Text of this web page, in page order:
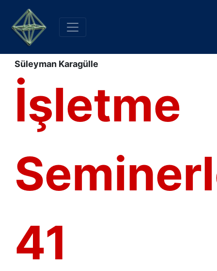
Süleyman Karagülle
İşletme
41